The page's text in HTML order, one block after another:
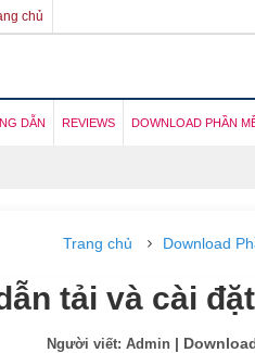
chủ
DẪN REVIEWS DOWNLOAD PHẦN
Trang chủ Download
tải và cài
Người viết: Admin |